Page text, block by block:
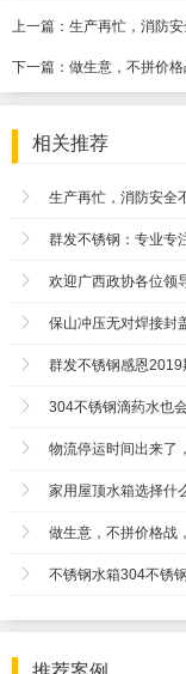
上一篇：生产再忙，消防
下一篇：做生意，不拼价格
相关推荐
生产再忙，消防安全
群发不锈钢：专业专
欢迎广西政协各位领
保山冲压无对焊接封
群发不锈钢感恩
304不锈钢滴药水也
物流停运时间出来了
家用屋顶水箱选择什
做生意，不拼价格战
不锈钢水箱304不锈